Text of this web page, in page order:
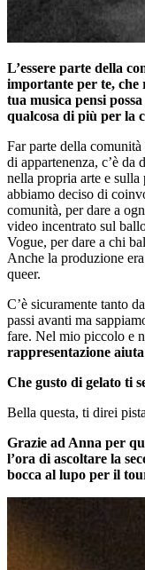
L’essere parte della
importante per te, che
tua musica pensi
qualcosa di più per la
Far parte della
di appartenenza, c’è da
nella propria arte e
abbiamo deciso di
comunità, per dare a
video incentrato sul
Vogue, per dare a chi
Anche la produzione
queer.
C’è sicuramente tanto
passi avanti ma
fare. Nel mio piccolo e
rappresentazione
Che gusto di gelato ti
Bella questa, ti direi
Grazie ad Anna per
l’ora di ascoltare la
bocca al lupo per il